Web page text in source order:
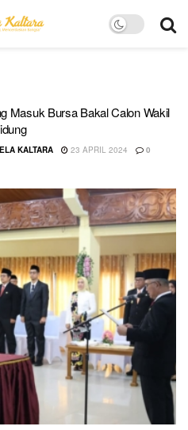
Masuk Bursa Bakal Calon Wakil
KALTARA 23 APRIL 2024 0